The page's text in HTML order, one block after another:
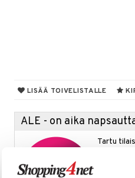
LISÄÄ TOIVELISTALLE
ALE - on aika
Tartu